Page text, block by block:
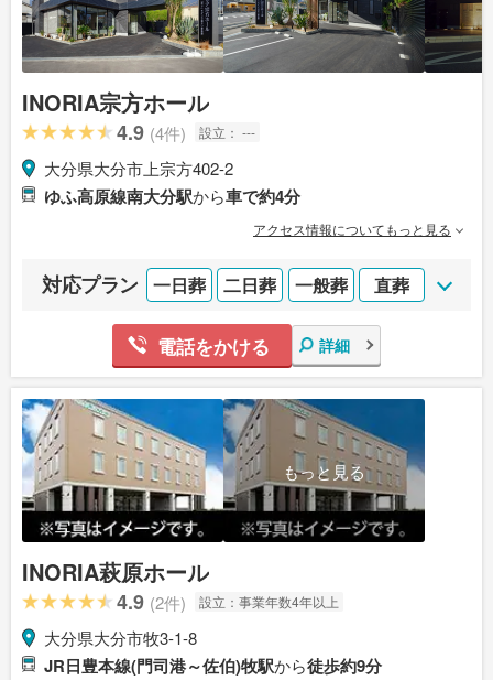
INORIA宗方ホール
4.9 (4件) 設立： ---
大分県大分市上宗方402-2
ゆふ高原線南大分駅から車で約4分
アクセス情報についてもっと見る
対応プラン 一日葬 二日葬 一般葬 直葬
電話をかける 詳細
もっと見る
INORIA萩原ホール
4.9 (2件) 設立： 事業年数4年以上
大分県大分市牧3-1-8
JR日豊本線(門司港～佐伯)牧駅から徒歩約9分